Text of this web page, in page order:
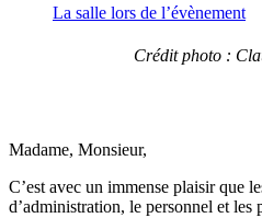
La salle lors de l’évènement
Crédit photo :
Madame, Monsieur,
C’est avec un immense plaisir que
d’administration, le personnel et les